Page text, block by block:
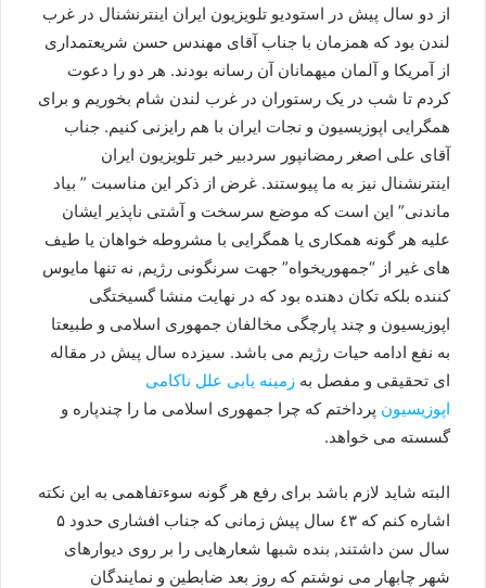
از دو سال پیش در استودیو تلویزیون ایران اینترنشنال در غرب
لندن بود که همزمان با جناب آقای مهندس حسن شریعتمداری
از آمریکا و آلمان میهمانان آن رسانه بودند. هر دو را دعوت
کردم تا شب در یک رستوران در غرب لندن شام بخوریم و برای
همگرایی اپوزیسیون و نجات ایران با هم رایزنی کنیم. جناب
آقای علی اصغر رمضانپور سردبیر خبر تلویزیون ایران
اینترنشنال نیز به ما پیوستند. غرض از ذکر این مناسبت ” بیاد
ماندنی” این است که موضع سرسخت و آشتی ناپذیر ایشان
علیه هر گونه همکاری یا همگرایی با مشروطه خواهان یا طیف
های غیر از “جمهوریخواه” جهت سرنگونی رژیم, نه تنها مایوس
کننده بلکه تکان دهنده بود که در نهایت منشا گسیختگی
اپوزیسیون و چند پارچگی مخالفان جمهوری اسلامی و طبیعتا
به نفع ادامه حیات رژیم می باشد. سیزده سال پیش در مقاله
ای تحقیقی و مفصل به زمينه يابی علل ناکامی
اپوزيسيون پرداختم که چرا جمهوری اسلامی ما را چندپاره و
گسسته می خواهد.
البته شاید لازم باشد برای رفع هر گونه سوءتفاهمی به این نکته
اشاره کنم که ٤۳ سال پیش زمانی که جناب افشاری حدود ۵
سال سن داشتند, بنده شبها شعارهایی را بر روی دیوارهای
شهر چابهار می نوشتم که روز بعد ضابطین و نمایندگان